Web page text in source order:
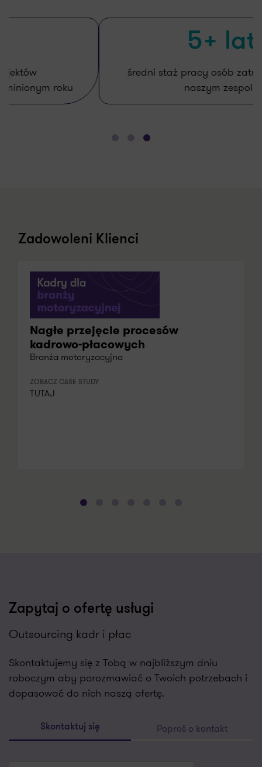
średni staż pracy osób zatrudnionych w
naszym zespole
Zadowoleni Klienci
Nagłe przejęcie procesów
kadrowo-płacowych
Branża motoryzacyjna
ZOBACZ CASE STUDY
TUTAJ
Zapytaj o ofertę usługi
Outsourcing kadr i płac
Skontaktujemy się z Tobą w najbliższym dniu
roboczym aby porozmawiać o Twoich potrzebach i
dopasować do nich naszą ofertę.
Skontaktuj się Poproś o kontakt